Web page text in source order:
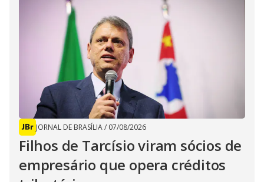
JORNAL DE BRASÍLIA/ 07/08/2026
Filhos de Tarcísio viram sócios de
empresário que opera créditos